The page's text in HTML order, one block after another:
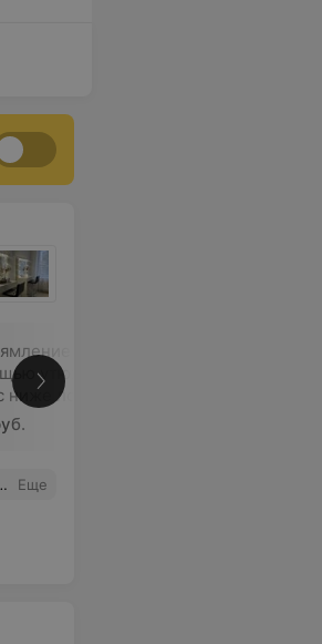
волос с
утюжка (длина
ниже лопаток)
Еще